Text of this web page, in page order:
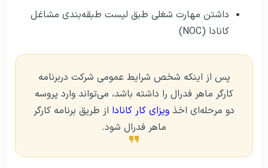
داشتن مهارت شغلی طبق لیست طبقه‌بندی مشاغل
کانادا (NOC)
پس از اینکه شخص شرایط عمومی شرکت دربرنامه‌
کارگر ماهر فدرال را داشته باشد، می‌تواند وارد پروسه‌
دو مرحله‌ای اخذ ویزای کار کانادا از طریق برنامه کارگر
ماهر فدرال شود.